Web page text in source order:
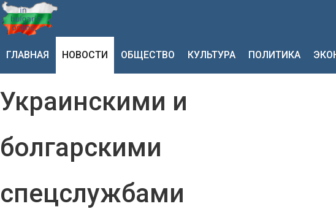
ГЛАВНАЯ НОВОСТИ ОБЩЕСТВО КУЛЬТУРА ПОЛИТИКА
Украинскими и
болгарскими
спецслужбами